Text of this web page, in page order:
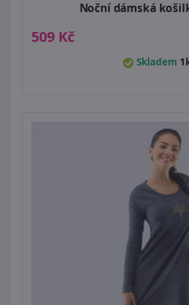
Noční dámská
509 Kč
Skladem